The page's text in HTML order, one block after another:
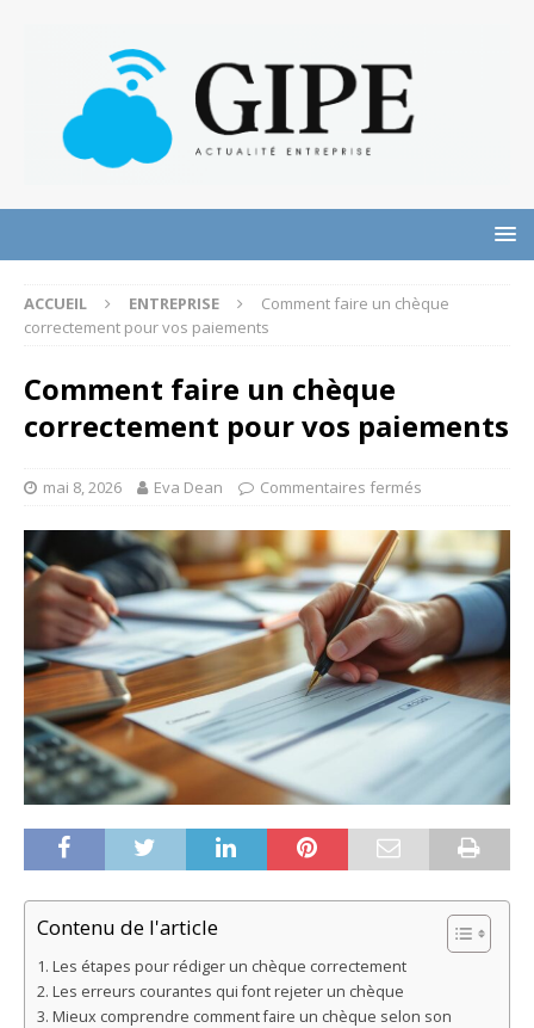
ACCUEIL ENTREPRISE
Comment faire un chèque
correctement pour vos paiements
Comment faire un chèque
correctement pour vos paiements
mai 8, 2026 Eva Dean Commentaires fermés
Contenu de l'article
Les étapes pour rédiger un chèque correctement
Les erreurs courantes qui font rejeter un chèque
Mieux comprendre comment faire un chèque selon son